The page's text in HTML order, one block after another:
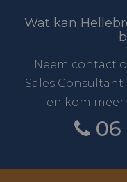
Wat kan
Neem contact
Sales
en kom
06